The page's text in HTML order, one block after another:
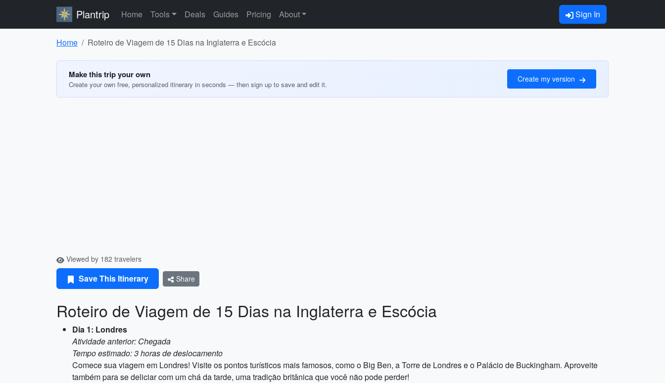
Plantrip Home Tools Deals Guides Pricing About Sign In
Home Roteiro de Viagem de 15 Dias na Inglaterra e Escócia
Make this trip your own
Create your own free, personalized itinerary in seconds — then sign up to save and edit it.
Create my version
Viewed by 182 travelers
Save This Itinerary Share
Roteiro de Viagem de 15 Dias na Inglaterra e Escócia
Dia 1: Londres
Atividade anterior: Chegada
Tempo estimado: 3 horas de deslocamento
Comece sua viagem em Londres! Visite os pontos turísticos mais famosos, como o Big Ben, a Torre de Londres e o Palácio de Buckingham. Aproveite
também para se deliciar com um chá da tarde, uma tradição britânica que você não pode perder!